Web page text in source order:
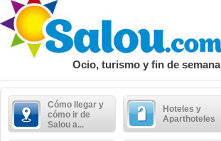
Ocio, turismo y fin de semana
Cómo llegar y
cómo ir de
Salou a...
Hoteles y
Aparthoteles